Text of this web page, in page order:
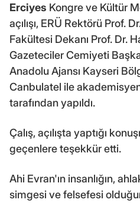
Erciyes Kongre ve Kültür
açılışı, ERÜ Rektörü Prof.
Fakültesi Dekanı Prof. Dr.
Gazeteciler Cemiyeti
Anadolu Ajansı Kayseri
Canbulatel ile
tarafından yapıldı.
Çalış, açılışta yaptığı
geçenlere teşekkür etti.
Ahi Evran'ın insanlığın,
simgesi ve felsefesi